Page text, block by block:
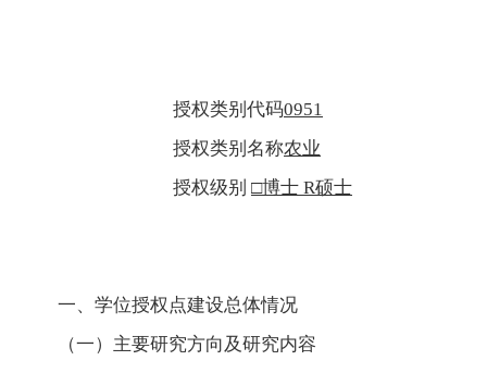
授权类别代码0951
授权类别名称农业
授权级别 □博士 R硕士
一、学位授权点建设总体情况
（一）主要研究方向及研究内容